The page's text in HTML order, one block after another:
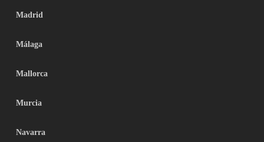
Madrid
Málaga
Mallorca
Murcia
Navarra